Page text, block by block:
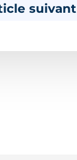
suivant